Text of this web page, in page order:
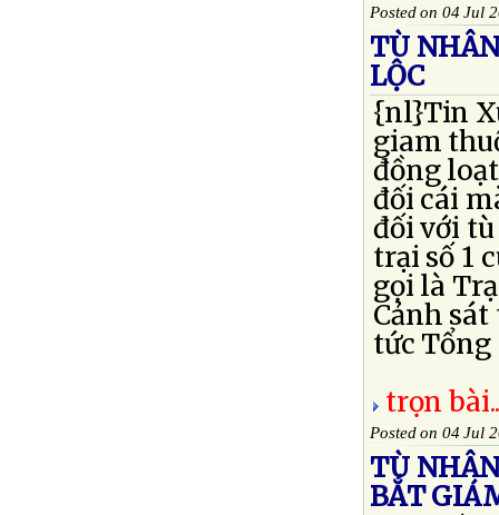
Posted on 04 Jul
TÙ
LỘC
{nl}Tin
giam
đồng
đối cái
đối với
trại số 1
gọi là
Cảnh
tức Tổng
trọn
Posted on 04 Jul
TÙ
BẮT